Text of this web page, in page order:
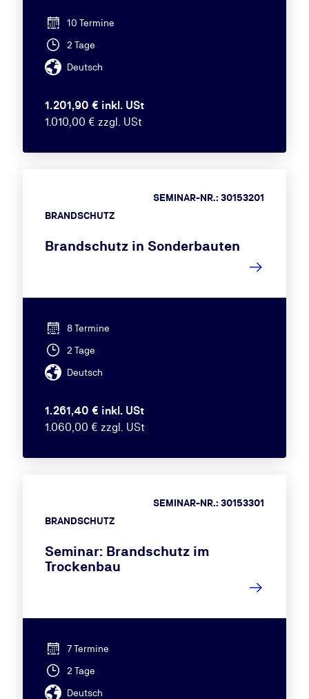
10 Termine
2 Tage
Deutsch
1.201,90 € inkl. USt
1.010,00 € zzgl. USt
BRANDSCHUTZ
SEMINAR-NR.: 30153201
Brandschutz in Sonderbauten
8 Termine
2 Tage
Deutsch
1.261,40 € inkl. USt
1.060,00 € zzgl. USt
BRANDSCHUTZ
SEMINAR-NR.: 30153301
Seminar: Brandschutz im
Trockenbau
7 Termine
2 Tage
Deutsch